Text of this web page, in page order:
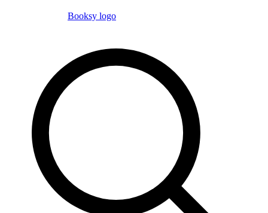
Booksy logo